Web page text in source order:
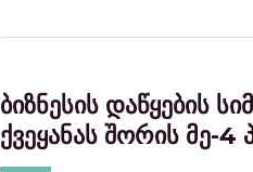
ბიზნესის დაწყების
ქვეყანას შორის მე-4